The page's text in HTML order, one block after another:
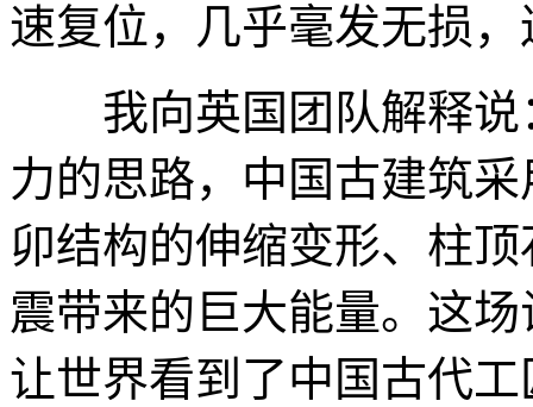
速复位，几乎毫发无损
我向英国团队解释说
力的思路，中国古建筑
卯结构的伸缩变形、柱
震带来的巨大能量。这
让世界看到了中国古代